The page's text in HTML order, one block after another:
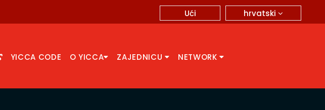
hrvatski
Ući
YICCA CODE O YICCA ZAJEDNICU NETWORK